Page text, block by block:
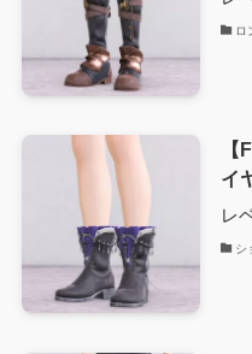
ロ
イ
レ
シ